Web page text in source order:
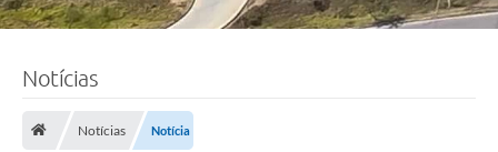
Notícias
Notícias Notícia
a